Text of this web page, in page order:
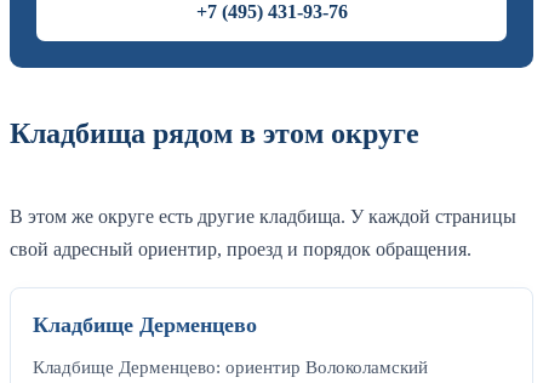
+7 (495) 431-93-76
Кладбища рядом в этом округе
В этом же округе есть другие кладбища. У каждой страницы
свой адресный ориентир, проезд и порядок обращения.
Кладбище Дерменцево
Кладбище Дерменцево: ориентир Волоколамский